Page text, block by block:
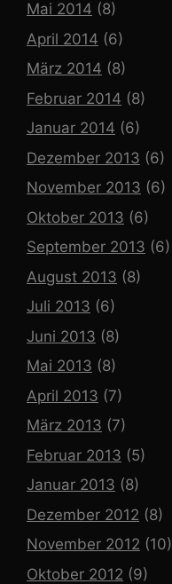
Mai 2014 (8)
April 2014 (6)
März 2014 (8)
Februar 2014 (8)
Januar 2014 (6)
Dezember 2013 (6)
November 2013 (6)
Oktober 2013 (6)
September 2013 (6)
August 2013 (8)
Juli 2013 (6)
Juni 2013 (8)
Mai 2013 (8)
April 2013 (7)
März 2013 (7)
Februar 2013 (5)
Januar 2013 (8)
Dezember 2012 (8)
November 2012 (10)
Oktober 2012 (9)